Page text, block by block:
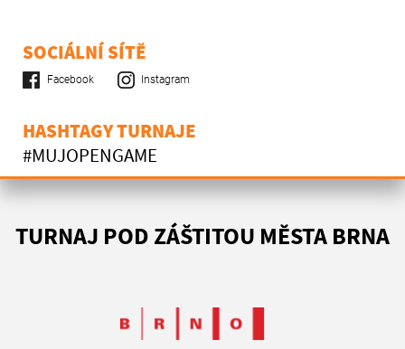
SOCIÁLNÍ SÍTĚ
Facebook Instagram
HASHTAGY TURNAJE
#MUJOPENGAME
TURNAJ POD ZÁŠTITOU MĚSTA BRNA